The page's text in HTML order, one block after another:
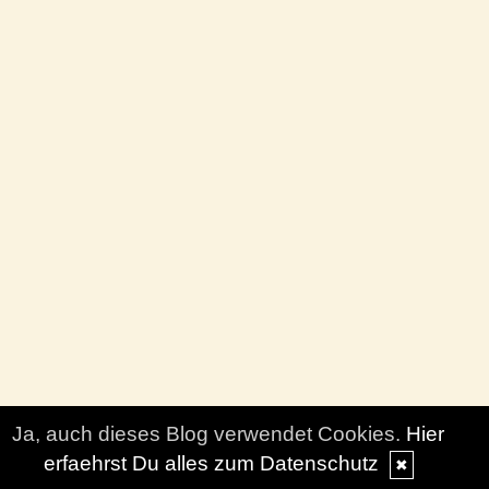
Ja, auch dieses Blog verwendet Cookies. Hier
erfaehrst Du alles zum Datenschutz
✖